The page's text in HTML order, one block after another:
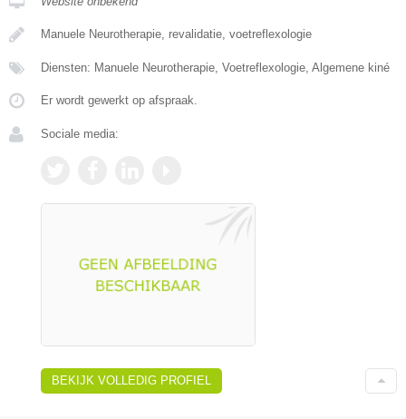
Manuele Neurotherapie, revalidatie, voetreflexologie
Diensten: Manuele Neurotherapie, Voetreflexologie, Algemene kiné
Er wordt gewerkt op afspraak.
Sociale media:
BEKIJK VOLLEDIG PROFIEL